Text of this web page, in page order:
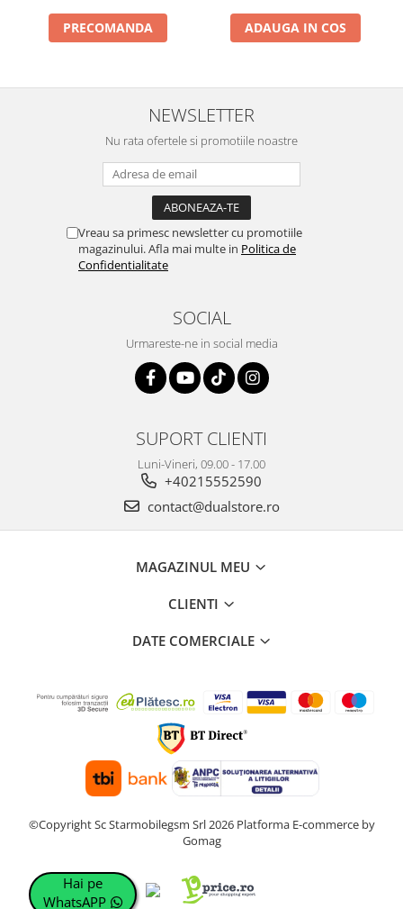
PRECOMANDA ADAUGA IN COS
NEWSLETTER
Nu rata ofertele si promotiile noastre
Vreau sa primesc newsletter cu promotiile
magazinului. Afla mai multe in Politica de
Confidentialitate
SOCIAL
Urmareste-ne in social media
SUPORT CLIENTI
Luni-Vineri, 09.00 - 17.00
+40215552590
contact@dualstore.ro
MAGAZINUL MEU
CLIENTI
DATE COMERCIALE
©Copyright Sc Starmobilegsm Srl 2026 Platforma E-commerce by
Gomag
Hai pe
WhatsAPP